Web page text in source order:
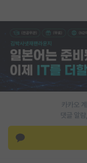
이벤트
반도체 아카데미
재팬라운지 🌸
카카오
댓글 알